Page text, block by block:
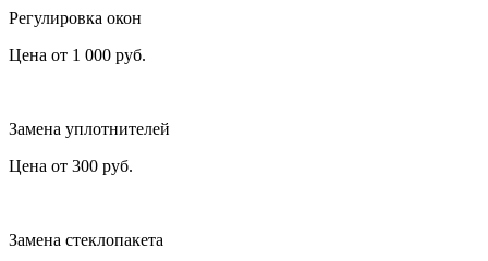
Регулировка окон
Цена от 1 000 руб.
Замена уплотнителей
Цена от 300 руб.
Замена стеклопакета